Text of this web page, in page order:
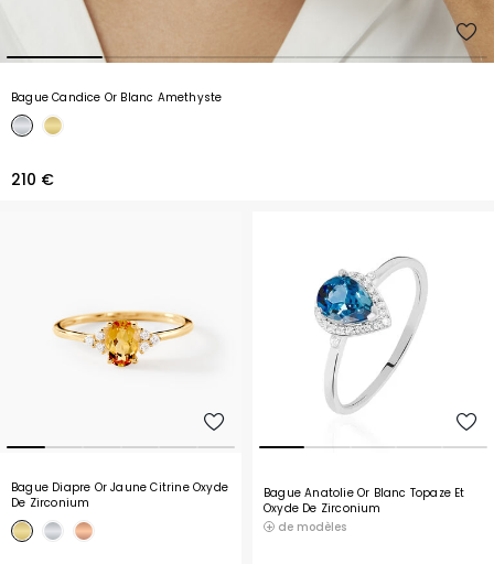
Bague Candice Or Blanc Amethyste
210 €
Bague Diapre Or Jaune Citrine Oxyde
De Zirconium
Bague Anatolie Or Blanc Topaze Et
Oxyde De Zirconium
de modèles